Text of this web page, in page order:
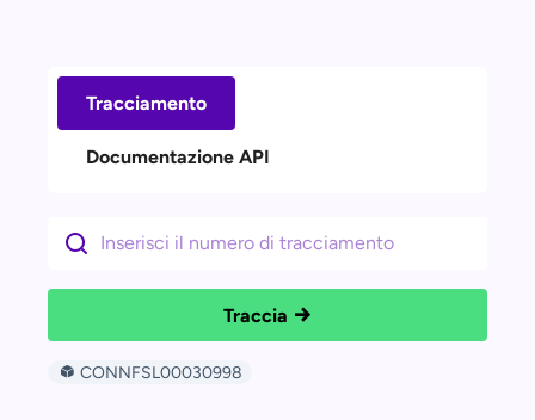
Tracciamento
Documentazione API
Traccia
CONNFSL00030998